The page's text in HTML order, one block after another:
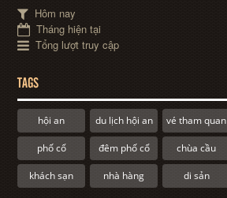
Hôm nay
Tháng hiện tại
Tổng lượt truy cập
TAGS
hội an du lịch hội an vé tham quan
phố cổ đêm phố cổ chùa cầu
khách sạn nhà hàng di sản